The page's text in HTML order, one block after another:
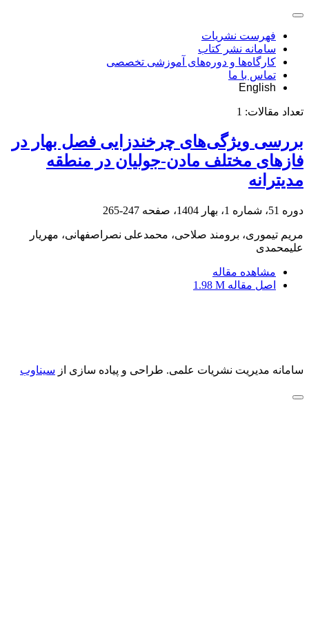
فهرست نشریات
سامانه نشر کتاب
کارگاه‌ها و دوره‌های آموزشی تخصصی
تماس با ما
English
تعداد مقالات: 1
بررسی ویژگی‌های چرخندزایی فصل بهار در
فازهای مختلف مادن-جولیان در منطقه
مدیترانه
دوره 51، شماره 1، بهار 1404، صفحه 247-265
مریم تیموری، برومند صلاحی، محمدعلی نصراصفهانی، مهریار
علیمحمدی
مشاهده مقاله
اصل مقاله 1.98 M
سامانه مدیریت نشریات علمی. طراحی و پیاده سازی از سیناوب